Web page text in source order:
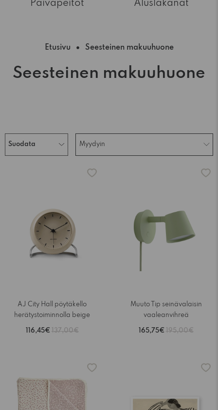
Päiväpeitot Aluslakanat
Etusivu Seesteinen makuuhuone
Seesteinen makuuhuone
Suodata Myydyin
AJ City Hall pöytäkello
herätystoiminnolla beige
116,45€ 137,00€
Muuto Tip seinävalaisin
vaaleanvihreä
165,75€ 195,00€